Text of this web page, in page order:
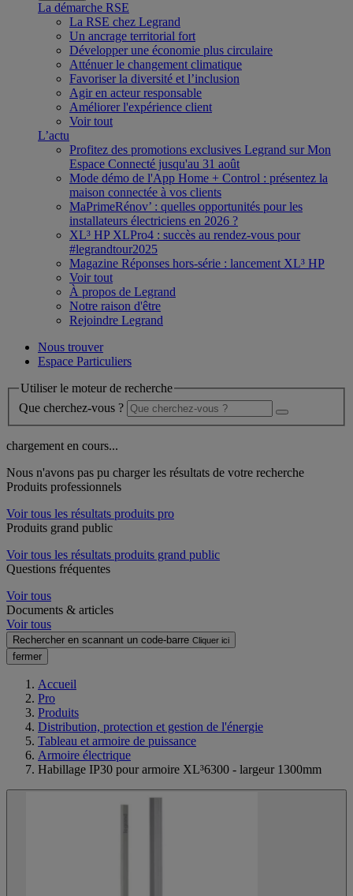
La démarche RSE
La RSE chez Legrand
Un ancrage territorial fort
Développer une économie plus circulaire
Atténuer le changement climatique
Favoriser la diversité et l’inclusion
Agir en acteur responsable
Améliorer l'expérience client
Voir tout
L’actu
Profitez des promotions exclusives Legrand sur Mon
Espace Connecté jusqu'au 31 août
Mode démo de l'App Home + Control : présentez la
maison connectée à vos clients
MaPrimeRénov’ : quelles opportunités pour les
installateurs électriciens en 2026 ?
XL³ HP XLPro4 : succès au rendez-vous pour
#legrandtour2025
Magazine Réponses hors-série : lancement XL³ HP
Voir tout
À propos de Legrand
Notre raison d'être
Rejoindre Legrand
Nous trouver
Espace Particuliers
Utiliser le moteur de recherche
Que cherchez-vous ?
chargement en cours...
Nous n'avons pas pu charger les résultats de votre recherche
Produits professionnels
Voir tous les résultats produits pro
Produits grand public
Voir tous les résultats produits grand public
Questions fréquentes
Voir tous
Documents & articles
Voir tous
Rechercher en scannant un code-barre Cliquer ici
fermer
Accueil
Pro
Produits
Distribution, protection et gestion de l'énergie
Tableau et armoire de puissance
Armoire électrique
Habillage IP30 pour armoire XL³6300 - largeur 1300mm